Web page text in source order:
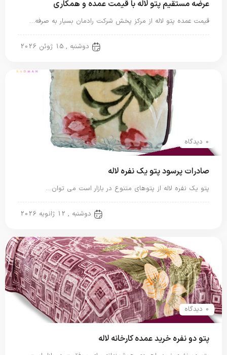
عرضه مستقیم پتو لاله با قیمت عمده و همکاری
قیمت عمده پتو لاله از مرکز پخش شرکت رادمان بسیار به صرفه…
دوشنبه , 15 ژوئن 2026
0 دیدگاه
صادرات پرسود پتو یک نفره لاله
پتو یک نفره لاله از پتوهای متنوع در بازار است می توان…
دوشنبه , 12 ژانویه 2026
0 دیدگاه
پتو دو نفره خرید عمده کارخانه لاله